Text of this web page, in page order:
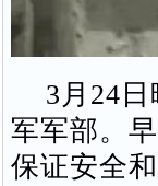
3月24日
军军部。
保证安全